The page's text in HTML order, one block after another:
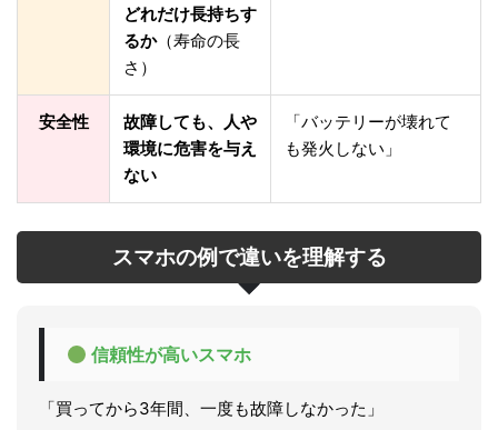
どれだけ長持ちす
るか（寿命の長
さ）
安全性
故障しても、人や
環境に危害を与え
ない
「バッテリーが壊れて
も発火しない」
スマホの例で違いを理解する
信頼性が高いスマホ
「買ってから3年間、一度も故障しなかった」